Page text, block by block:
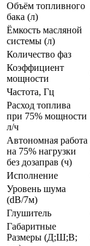
Объём топливного
бака (л)
Ёмкость масляной
системы (л)
Количество фаз
Коэффициент
мощности
Частота, Гц
Расход топлива
при 75% мощности
л/ч
Автономная работа
на 75% нагрузки
без дозаправ (ч)
Исполнение
Уровень шума
(dB/7м)
Глушитель
Габаритные
Размеры (Д;Ш;В;